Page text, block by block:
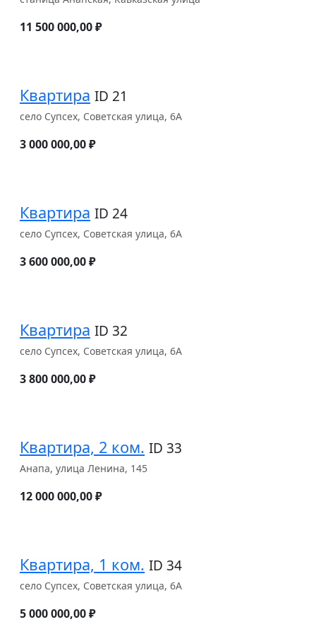
11 500 000,00 ₽
Квартира ID 21
село Супсех, Советская улица, 6А
3 000 000,00 ₽
Квартира ID 24
село Супсех, Советская улица, 6А
3 600 000,00 ₽
Квартира ID 32
село Супсех, Советская улица, 6А
3 800 000,00 ₽
Квартира, 2 ком. ID 33
Анапа, улица Ленина, 145
12 000 000,00 ₽
Квартира, 1 ком. ID 34
село Супсех, Советская улица, 6А
5 000 000,00 ₽